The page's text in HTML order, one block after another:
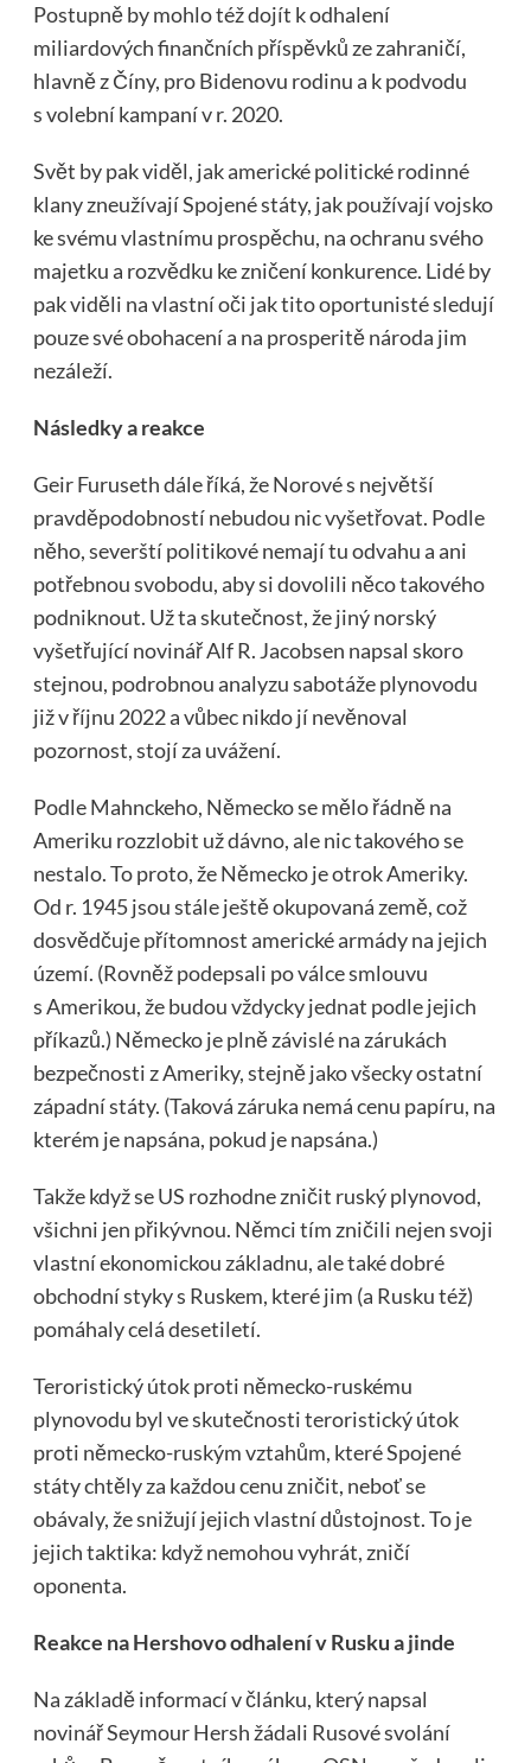
Postupně by mohlo též dojít k odhalení
miliardových finančních příspěvků ze zahraničí,
hlavně z Číny, pro Bidenovu rodinu a k podvodu
s volební kampaní v r. 2020.
Svět by pak viděl, jak americké politické rodinné
klany zneužívají Spojené státy, jak používají vojsko
ke svému vlastnímu prospěchu, na ochranu svého
majetku a rozvědku ke zničení konkurence. Lidé by
pak viděli na vlastní oči jak tito oportunisté sledují
pouze své obohacení a na prosperitě národa jim
nezáleží.
Následky a reakce
Geir Furuseth dále říká, že Norové s největší
pravděpodobností nebudou nic vyšetřovat. Podle
něho, severští politikové nemají tu odvahu a ani
potřebnou svobodu, aby si dovolili něco takového
podniknout. Už ta skutečnost, že jiný norský
vyšetřující novinář Alf R. Jacobsen napsal skoro
stejnou, podrobnou analyzu sabotáže plynovodu
již v říjnu 2022 a vůbec nikdo jí nevěnoval
pozornost, stojí za uvážení.
Podle Mahnckeho, Německo se mělo řádně na
Ameriku rozzlobit už dávno, ale nic takového se
nestalo. To proto, že Německo je otrok Ameriky.
Od r. 1945 jsou stále ještě okupovaná země, což
dosvědčuje přítomnost americké armády na jejich
území. (Rovněž podepsali po válce smlouvu
s Amerikou, že budou vždycky jednat podle jejich
příkazů.) Německo je plně závislé na zárukách
bezpečnosti z Ameriky, stejně jako všecky ostatní
západní státy. (Taková záruka nemá cenu papíru, na
kterém je napsána, pokud je napsána.)
Takže když se US rozhodne zničit ruský plynovod,
všichni jen přikývnou. Němci tím zničili nejen svoji
vlastní ekonomickou základnu, ale také dobré
obchodní styky s Ruskem, které jim (a Rusku též)
pomáhaly celá desetiletí.
Teroristický útok proti německo-ruskému
plynovodu byl ve skutečnosti teroristický útok
proti německo-ruským vztahům, které Spojené
státy chtěly za každou cenu zničit, neboť se
obávaly, že snižují jejich vlastní důstojnost. To je
jejich taktika: když nemohou vyhrát, zničí
oponenta.
Reakce na Hershovo odhalení v Rusku a jinde
Na základě informací v článku, který napsal
novinář Seymour Hersh žádali Rusové svolání